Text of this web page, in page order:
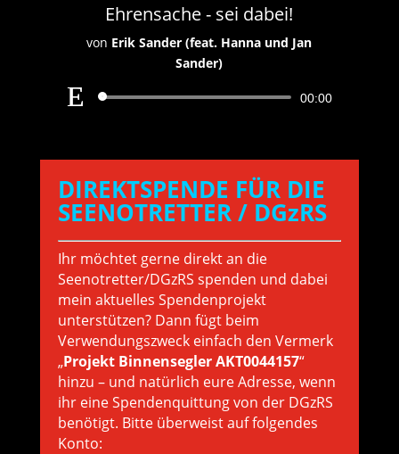
Ehrensache - sei dabei!
von Erik Sander (feat. Hanna und Jan
Sander)
Audio-
00:00
DIREKTSPENDE FÜR DIE
SEENOTRETTER / DGzRS
Ihr möchtet gerne direkt an die
Seenotretter/DGzRS spenden und dabei
mein aktuelles Spendenprojekt
unterstützen? Dann fügt beim
Verwendungszweck einfach den Vermerk
„Projekt Binnensegler AKT0044157“
hinzu – und natürlich eure Adresse, wenn
ihr eine Spendenquittung von der DGzRS
benötigt. Bitte überweist auf folgendes
Konto: